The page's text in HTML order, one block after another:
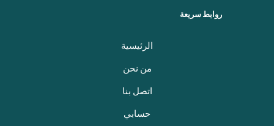
روابط سريعة
الرئيسية
من نحن
اتصل بنا
حسابي